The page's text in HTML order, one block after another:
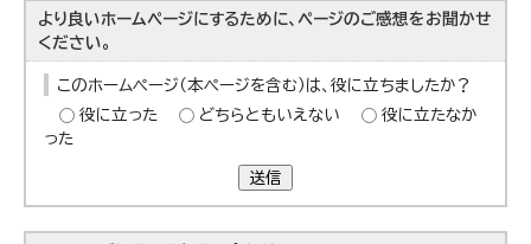
より良いホームページにするために、ページのご感想をお聞かせ
ください。
このホームページ（本ページを含む）は、役に立ちましたか？
役に立った
どちらともいえない
役に立たなか
った
送信